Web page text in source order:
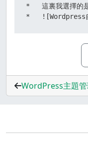
*   這裏我選擇的
*   ![Wordpress
WordPress主題